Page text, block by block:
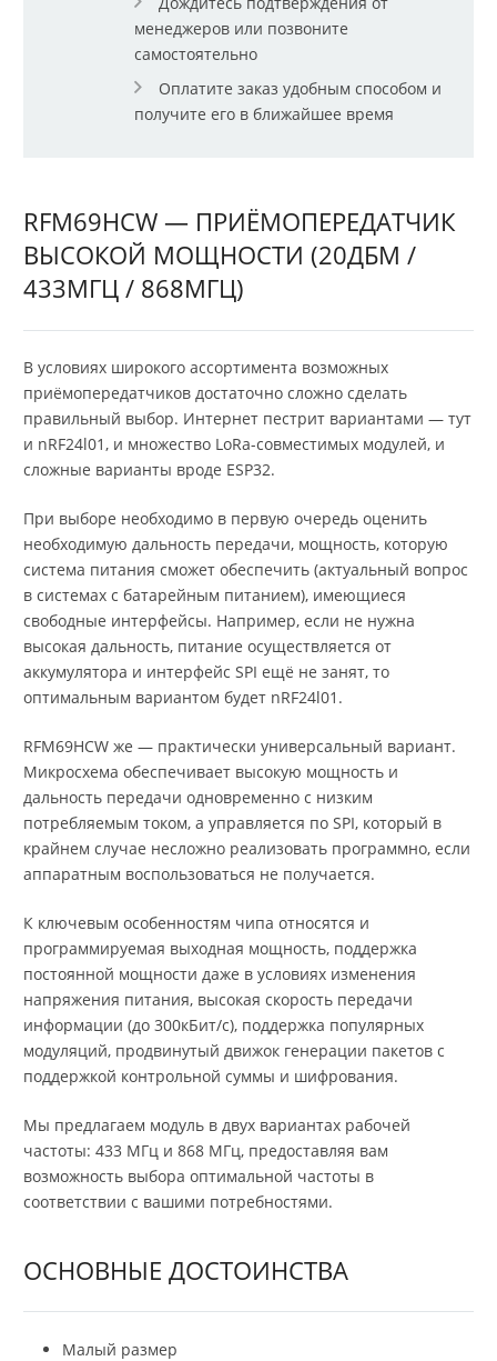
менеджеров или позвоните
самостоятельно
Оплатите заказ удобным способом и
получите его в ближайшее время
RFM69HCW — ПРИЁМОПЕРЕДАТЧИК
ВЫСОКОЙ МОЩНОСТИ (20ДБМ /
433МГЦ / 868МГЦ)
В условиях широкого ассортимента возможных
приёмопередатчиков достаточно сложно сделать
правильный выбор. Интернет пестрит вариантами — тут
и nRF24l01, и множество LoRa-совместимых модулей, и
сложные варианты вроде ESP32.
При выборе необходимо в первую очередь оценить
необходимую дальность передачи, мощность, которую
система питания сможет обеспечить (актуальный вопрос
в системах с батарейным питанием), имеющиеся
свободные интерфейсы. Например, если не нужна
высокая дальность, питание осуществляется от
аккумулятора и интерфейс SPI ещё не занят, то
оптимальным вариантом будет nRF24l01.
RFM69HCW же — практически универсальный вариант.
Микросхема обеспечивает высокую мощность и
дальность передачи одновременно с низким
потребляемым током, а управляется по SPI, который в
крайнем случае несложно реализовать программно, если
аппаратным воспользоваться не получается.
К ключевым особенностям чипа относятся и
программируемая выходная мощность, поддержка
постоянной мощности даже в условиях изменения
напряжения питания, высокая скорость передачи
информации (до 300кБит/с), поддержка популярных
модуляций, продвинутый движок генерации пакетов с
поддержкой контрольной суммы и шифрования.
Мы предлагаем модуль в двух вариантах рабочей
частоты: 433 МГц и 868 МГц, предоставляя вам
возможность выбора оптимальной частоты в
соответствии с вашими потребностями.
ОСНОВНЫЕ ДОСТОИНСТВА
Малый размер